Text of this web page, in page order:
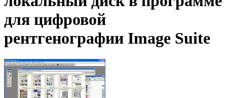
для цифровой
рентгенографии Image Suite